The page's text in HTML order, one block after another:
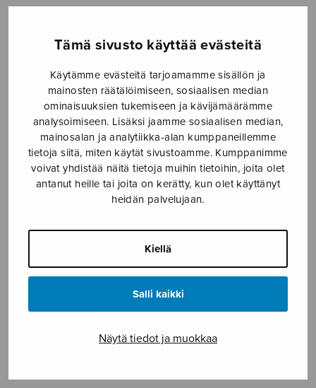
Tämä sivusto käyttää evästeitä
Käytämme evästeitä tarjoamamme sisällön ja
mainosten räätälöimiseen, sosiaalisen median
ominaisuuksien tukemiseen ja kävijämäärämme
analysoimiseen. Lisäksi jaamme sosiaalisen median,
mainosalan ja analytiikka-alan kumppaneillemme
tietoja siitä, miten käytät sivustoamme. Kumppanimme
voivat yhdistää näitä tietoja muihin tietoihin, joita olet
antanut heille tai joita on kerätty, kun olet käyttänyt
heidän palvelujaan.
Kiellä
Salli kaikki
Näytä tiedot ja muokkaa
SEKAKUORO
SOITINKOULUT JA OPPAAT
SOITINMUSIIKKI
YKSINLAULU
YLEINEN
Sulasol nuottikauppa
Myymälä avoinna